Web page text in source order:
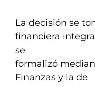
La decisión se
financiera
se
formalizó
Finanzas y la de